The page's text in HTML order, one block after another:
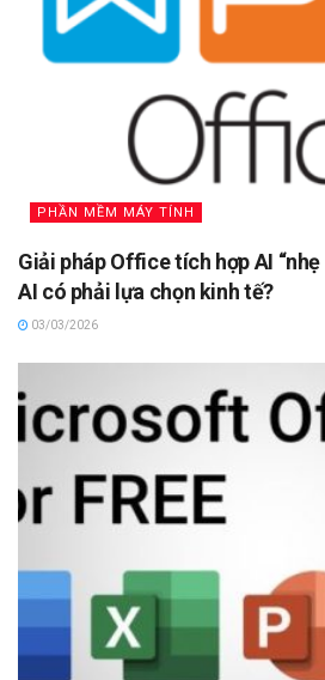
PHẦN MỀM MÁY TÍNH
Giải pháp Office tích hợp AI
AI có phải lựa chọn kinh tế?
03/03/2026